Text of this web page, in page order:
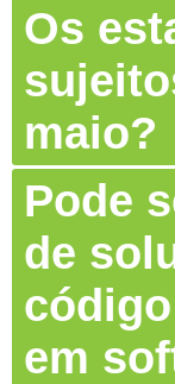
Os
maio?
Pode
de
em